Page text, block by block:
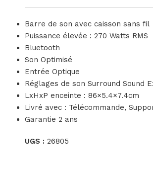
Barre de son avec caisson sans fil
Puissance élevée : 270 Watts RMS
Bluetooth
Son Optimisé
Entrée Optique
Réglages de son Surround Sound
LxHxP enceinte : 86×5.4×7.4cm
Livré avec : Télécommande,
Garantie 2 ans
UGS : 26805